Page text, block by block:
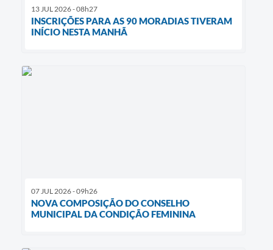
13 JUL 2026 - 08h27
INSCRIÇÕES PARA AS 90 MORADIAS TIVERAM
INÍCIO NESTA MANHÃ
07 JUL 2026 - 09h26
NOVA COMPOSIÇÃO DO CONSELHO
MUNICIPAL DA CONDIÇÃO FEMININA